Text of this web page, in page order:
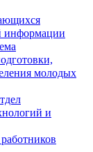
информации
молодых
и